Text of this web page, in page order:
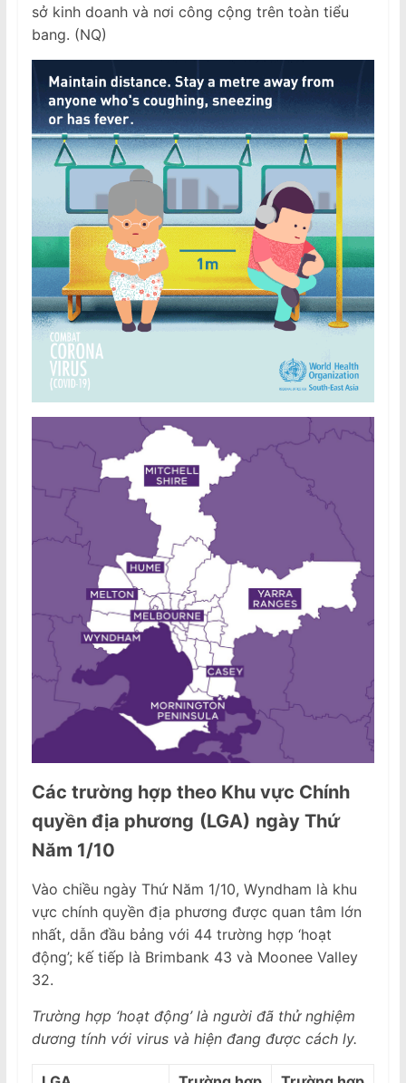
sở kinh doanh và nơi công cộng trên toàn tiểu
bang. (NQ)
Các trường hợp theo Khu vực Chính
quyền địa phương (LGA) ngày Thứ
Năm 1/10
Vào chiều ngày Thứ Năm 1/10, Wyndham là khu
vực chính quyền địa phương được quan tâm lớn
nhất, dẫn đầu bảng với 44 trường hợp ‘hoạt
động’; kế tiếp là Brimbank 43 và Moonee Valley
32.
Trường hợp ‘hoạt động’ là người đã thử nghiệm
dương tính với virus và hiện đang được cách ly.